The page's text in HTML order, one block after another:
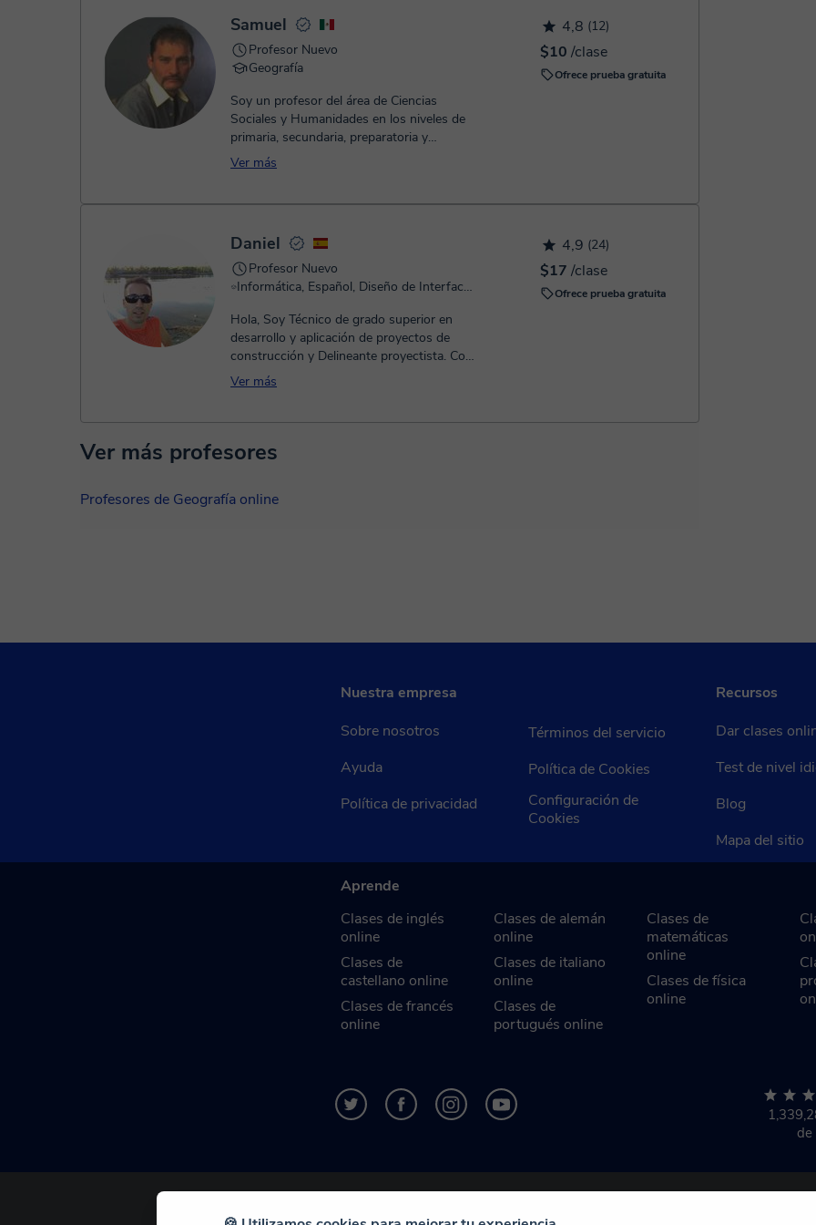
estudiante.
4,8 (12)
$10 /clase
Ofrece prueba gratuita
Samuel
Profesor Nuevo
Geografía
Soy un profesor del área de Ciencias
Sociales y Humanidades en los niveles de
primaria, secundaria, preparatoria y
universidad de las materias de: His...
Ver más
4,9 (24)
$17 /clase
Ofrece prueba gratuita
Daniel
Profesor Nuevo
Informática, Español, Diseño de Interfaces (UX y UI), Diseño Gráfico, Música, Ofimática, Geografía, Programación
Hola, Soy Técnico de grado superior en
desarrollo y aplicación de proyectos de
construcción y Delineante proyectista. Con
experiencia en el sector...
Ver más
Ver más profesores
Profesores de Geografía online
Nuestra empresa
Sobre nosotros
Ayuda
Política de privacidad
Términos del servicio
Política de Cookies
Configuración de
Cookies
Recursos
Dar clases
Test de nivel
Blog
Mapa del sitio
Aprende
Clases de inglés
online
Clases de
castellano online
Clases de francés
online
Clases de alemán
online
Clases de italiano
online
Clases de
portugués online
Clases de
matemáticas
online
Clases de física
online
de